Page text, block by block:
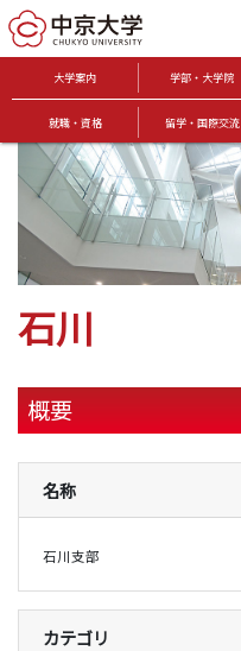
大学案内 学部・大学院
就職・資格 留学・国際交流
石川
概要
名称
石川支部
カテゴリ